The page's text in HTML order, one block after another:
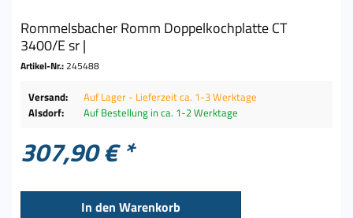
Rommelsbacher Romm Doppelkochplatte CT
3400/E sr |
Artikel-Nr.:245488
Versand:
Auf Lager - Lieferzeit ca. 1-3 Werktage
Alsdorf:
Auf Bestellung in ca. 1-2 Werktage
307,90 € *
In den Warenkorb